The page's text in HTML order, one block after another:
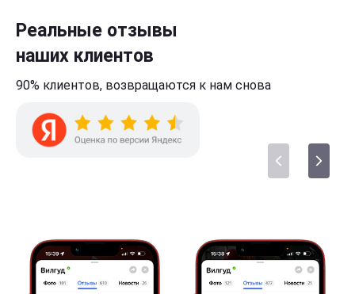
Реальные отзывы
наших клиентов
90% клиентов, возвращаются к нам снова